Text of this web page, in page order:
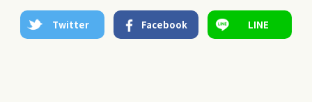
Twitter Facebook LINE